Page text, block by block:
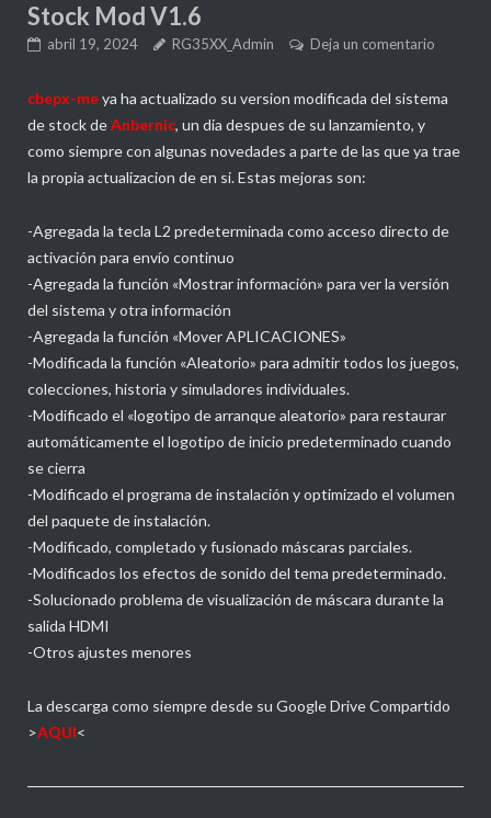
Stock Mod V1.6
abril 19, 2024 RG35XX_Admin Deja un comentario
cbepx-meya ha actualizado su version modificada del sistema
de stock deAnbernic, un dia despues de su lanzamiento, y
como siempre con algunas novedades a parte de las que ya trae
la propia actualizacion de en si. Estas mejoras son:
-Agregada la tecla L2 predeterminada como acceso directo de
activación para envío continuo
-Agregada la función «Mostrar información» para ver la versión
del sistema y otra información
-Agregada la función «Mover APLICACIONES»
-Modificada la función «Aleatorio» para admitir todos los juegos,
colecciones, historia y simuladores individuales.
-Modificado el «logotipo de arranque aleatorio» para restaurar
automáticamente el logotipo de inicio predeterminado cuando
se cierra
-Modificado el programa de instalación y optimizado el volumen
del paquete de instalación.
-Modificado, completado y fusionado máscaras parciales.
-Modificados los efectos de sonido del tema predeterminado.
-Solucionado problema de visualización de máscara durante la
salida HDMI
-Otros ajustes menores
La descarga como siempre desde su Google Drive Compartido
>AQUI<